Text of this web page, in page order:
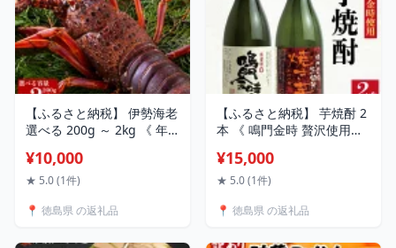
【ふるさと納税】 伊勢海老
選べる 200g ～ 2kg 《 年
エビ 高級 伊勢 伊勢えび 鮮
魚 海鮮 魚介 刺身 焼き物 汁
ち ギフト 贈答 贈り物 徳島
¥10,000
★ 5.0 (1件)
📍 徳島県 の返礼品
【ふるさと納税】 芋焼酎 2
本 《 鳴門金時 贅沢使用！
720ml 本格 芋 焼酎 なると
金時 お酒 酒 蒸留酒 焼酎飲
つまみ 父の日 徳島 石井町
¥15,000
★ 5.0 (1件)
📍 徳島県 の返礼品